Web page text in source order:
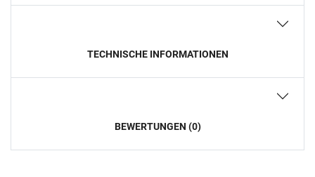
TECHNISCHE INFORMATIONEN
BEWERTUNGEN (0)